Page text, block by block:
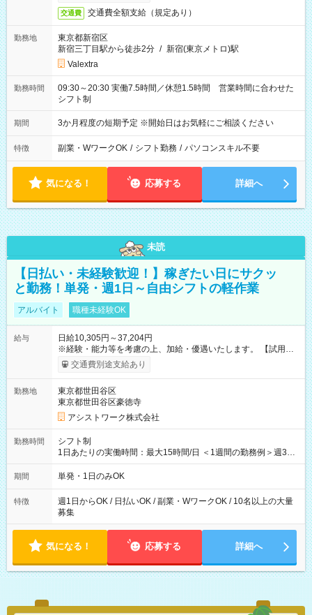
交通費 交通費全額支給（規定あり）
勤務地
東京都新宿区
新宿三丁目駅から徒歩2分 / 新宿(東京メトロ)駅
Valextra
勤務時間
09:30～20:30 実働7.5時間／休憩1.5時間 営業時間に合わせた
シフト制
期間 3か月程度の短期予定 ※開始日はお気軽にご相談ください
特徴 副業・WワークOK / シフト勤務 / パソコンスキル不要
気になる！ 応募する 詳細へ
未読
【日払い・未経験歓迎！】稼ぎたい日にサクッ
と勤務！単発・週1日～自由シフトの軽作業
アルバイト 職種未経験OK
給与
日給10,305円～37,204円
※経験・能力等を考慮の上、加給・優遇いたします。 【試用期
間】試用期間なし
交通費別途支給あり
勤務地
東京都世田谷区
東京都世田谷区豪徳寺
アシストワーク株式会社
勤務時間
シフト制
1日あたりの実働時間：最大15時間/日 ＜1週間の勤務例＞週3回
勤務 勤務：月・水・金 休み：火・木・土・日 好きな時にお仕事
可能です！ ※1日あたりの最大実働時間は日勤、夜勤共に勤務し
期間 単発・1日のみOK
特徴
週1日からOK / 日払いOK / 副業・WワークOK / 10名以上の大量
募集
気になる！ 応募する 詳細へ